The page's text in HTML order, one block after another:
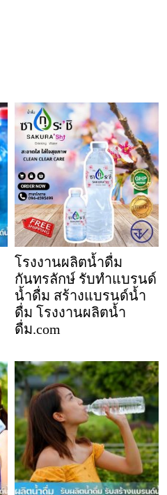
โรงงานผลิตน้ำดื่ม
กันทรลักษ์ รับทำแบรนด์
น้ำดื่ม สร้างแบรนด์น้ำ
ดื่ม โรงงานผลิตน้ำ
ดื่ม.com